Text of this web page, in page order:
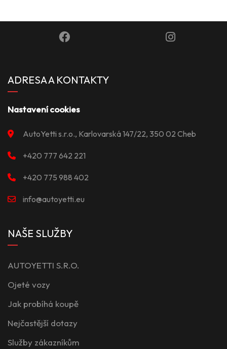
ADRESA A KONTAKTY
Nastavení cookies
AutoYetti s.r.o., Karlovarská 147/22, 350 02 Cheb
+420 777 642 221
+420 775 988 402
info@autoyetti.eu
NAŠE SLUŽBY
AUTOYETTI S.R.O.
Ojeté vozy
Jak probíhá koupě
Nejčastější dotazy
Služby zákazníkům